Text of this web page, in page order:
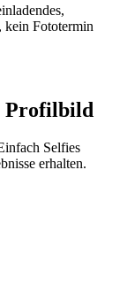
Fototermin
Profilbild
Selfies
erhalten.